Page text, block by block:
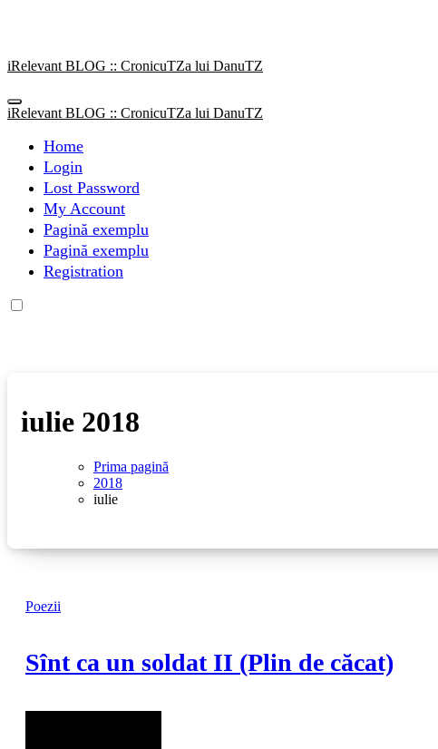
iRelevant BLOG :: CronicuTZa lui DanuTZ
iRelevant BLOG :: CronicuTZa lui DanuTZ
Home
Login
Lost Password
My Account
Pagină exemplu
Pagină exemplu
Registration
iulie 2018
Prima pagină
2018
iulie
Poezii
Sînt ca un soldat II (Plin de căcat)